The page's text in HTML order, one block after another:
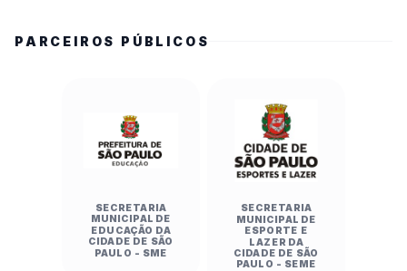
PARCEIROS PÚBLICOS
SECRETARIA
MUNICIPAL DE
EDUCAÇÃO DA
CIDADE DE SÃO
PAULO - SME
SECRETARIA
MUNICIPAL DE
ESPORTE E
LAZER DA
CIDADE DE SÃO
PAULO - SEME